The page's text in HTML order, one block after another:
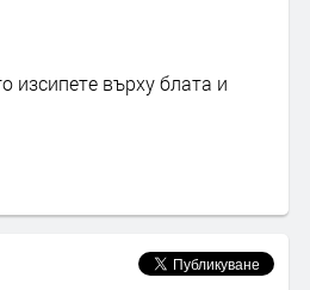
изсипете върху блата и